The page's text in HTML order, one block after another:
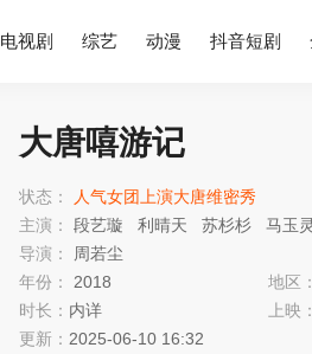
电视剧 综艺 动漫 抖音短剧
大唐嘻游记
状态：
人气女团上演大唐维密秀
主演：
段艺璇 利晴天 苏杉杉 马玉灵
导演：
周若尘
年份：
2018 地区：
时长： 内详 上映：
更新： 2025-06-10 16:32